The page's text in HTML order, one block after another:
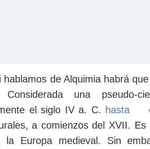
hablamos de Alquimia habrá
una pseudo-
el siglo IV a. C. hasta
a comienzos del XVII.
Europa medieval. Sin